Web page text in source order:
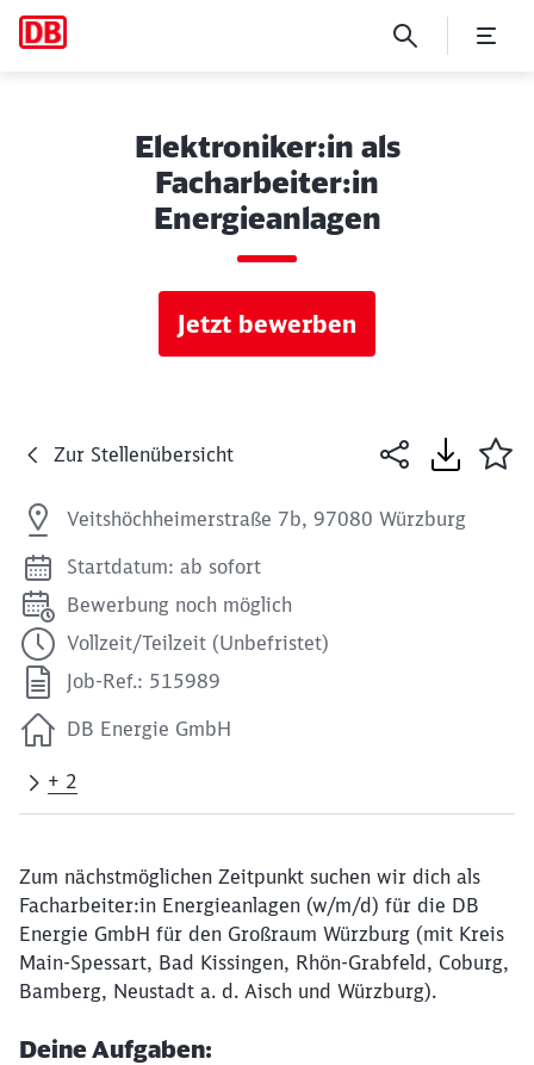
Elektroniker:in als
Facharbeiter:in
Energieanlagen
Jetzt bewerben
Zur Stellenübersicht
Veitshöchheimerstraße 7b, 97080 Würzburg
Startdatum: ab sofort
Bewerbung noch möglich
Vollzeit/Teilzeit (Unbefristet)
Job-Ref.: 515989
DB Energie GmbH
+ 2
Zum nächstmöglichen Zeitpunkt suchen wir dich als
Facharbeiter:in Energieanlagen (w/m/d) für die DB
Energie GmbH für den Großraum Würzburg (mit Kreis
Main-Spessart, Bad Kissingen, Rhön-Grabfeld, Coburg,
Bamberg, Neustadt a. d. Aisch und Würzburg).
Deine Aufgaben: